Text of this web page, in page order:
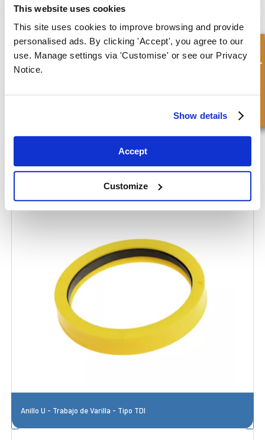
This website uses cookies
This site uses cookies to improve browsing and provide
personalised ads. By clicking 'Accept', you agree to our
use. Manage settings via 'Customise' or see our Privacy
Notice.
Show details
Accept
Customize
Anillo U - Trabajo de Varilla - Labio Extra
Anillo U - Trabajo de Varilla - Tipo TDI
Consulta rápida